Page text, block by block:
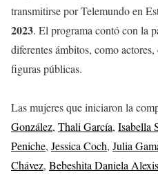
transmitirse por Telemundo en
2023. El programa contó con la
diferentes ámbitos, como
figuras públicas.
Las mujeres que iniciaron la
González, Thali García, Isabella
Peniche, Jessica Coch, Julia
Chávez, Bebeshita Daniela Alexis